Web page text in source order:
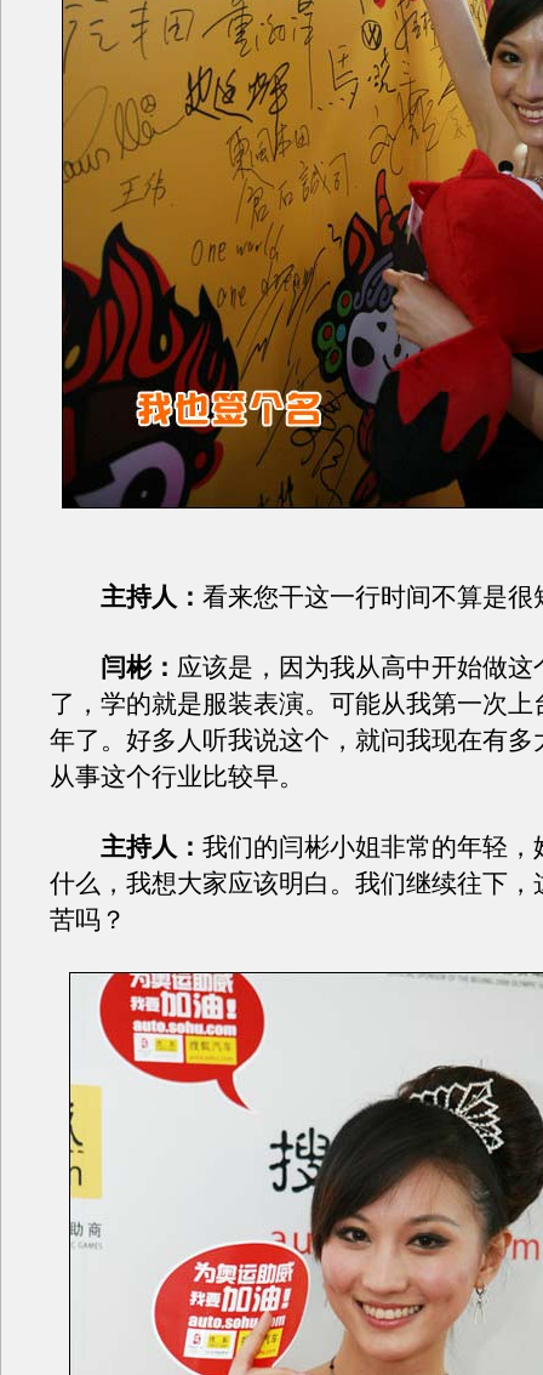
主持人： 看来您干这一行时间不算是很
闫彬： 应该是，因为我从高中开始做这
了，学的就是服装表演。可能从我第一次上
年了。好多人听我说这个，就问我现在有多
从事这个行业比较早。
主持人： 我们的闫彬小姐非常的年轻，
什么，我想大家应该明白。我们继续往下，
苦吗？